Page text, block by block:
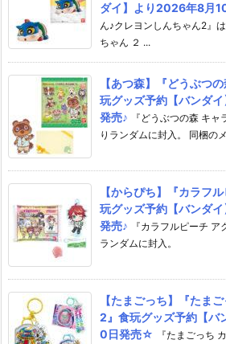
ダイ】より2026年8月
ん♪クレヨンしんちゃん2』
ちゃん ２ ...
【あつ森】『どうぶつ
玩グッズ予約【バンダ
発売♪
『どうぶつの森 キ
りランダムに封入。 同梱の
【からぴち】『カラフ
玩グッズ予約【バンダ
発売♪
『カラフルピーチ
ランダムに封入。
【たまごっち】『たま
2』食玩グッズ予約【
0日発売☆
『たまごっち